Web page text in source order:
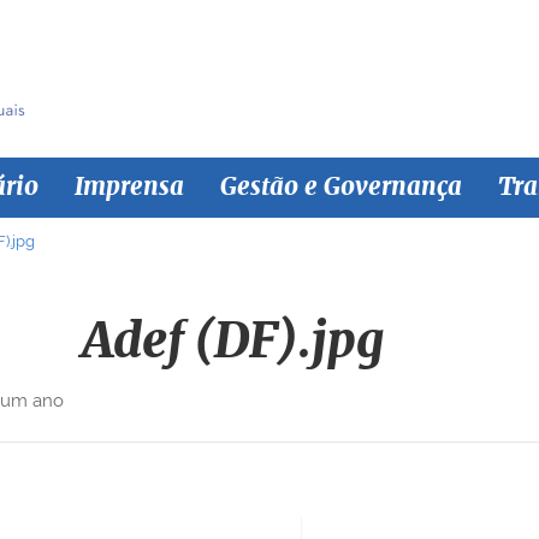
Imprensa Gestão e Governança
Adef (DF).jpg
ano